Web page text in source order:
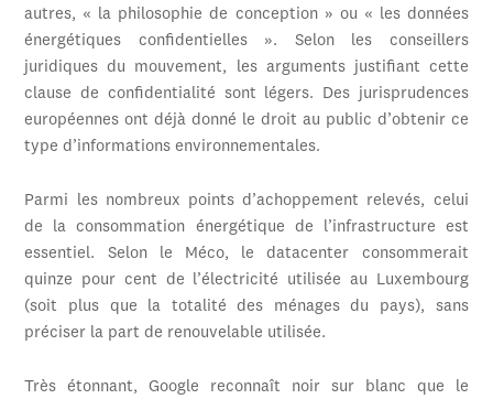
autres, « la philosophie de conception » ou « les données
énergétiques confidentielles ». Selon les conseillers
juridiques du mouvement, les arguments justifiant cette
clause de confidentialité sont légers. Des jurisprudences
européennes ont déjà donné le droit au public d’obtenir ce
type d’informations environnementales.
Parmi les nombreux points d’achoppement relevés, celui
de la consommation énergétique de l’infrastructure est
essentiel. Selon le Méco, le datacenter consommerait
quinze pour cent de l’électricité utilisée au Luxembourg
(soit plus que la totalité des ménages du pays), sans
préciser la part de renouvelable utilisée.
Très étonnant, Google reconnaît noir sur blanc que le